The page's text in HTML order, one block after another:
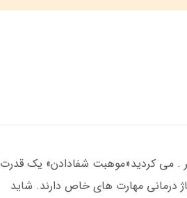
. می کردید«موهبت شفادادن» یک قدرت
درمانی مهارت های خاص دارند. شاید